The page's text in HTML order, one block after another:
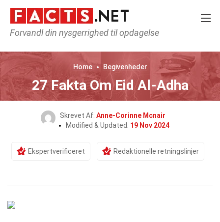
Forvandl din nysgerrighed til opdagelse
Home Begivenheder
27 Fakta Om Eid Al-Adha
Skrevet Af: Anne-Corinne Mcnair
Modified & Updated: 19 Nov 2024
Ekspertverificeret Redaktionelle retningslinjer